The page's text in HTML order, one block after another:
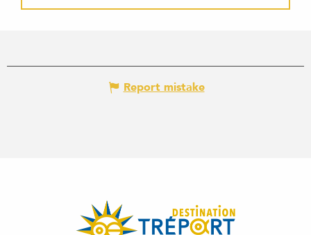
Report mistake